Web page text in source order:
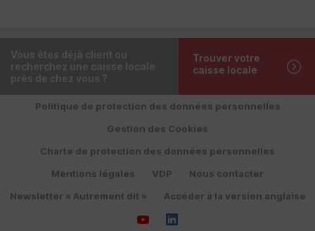
Vous êtes déjà client ou
recherchez une caisse locale
près de chez vous ?
Trouver votre
caisse locale
Politique de protection des données personnelles
Gestion des Cookies
Charte de protection des données personnelles
Mentions légales
VDP
Nous contacter
Newsletter « Autrement dit »
Accéder à la version anglaise